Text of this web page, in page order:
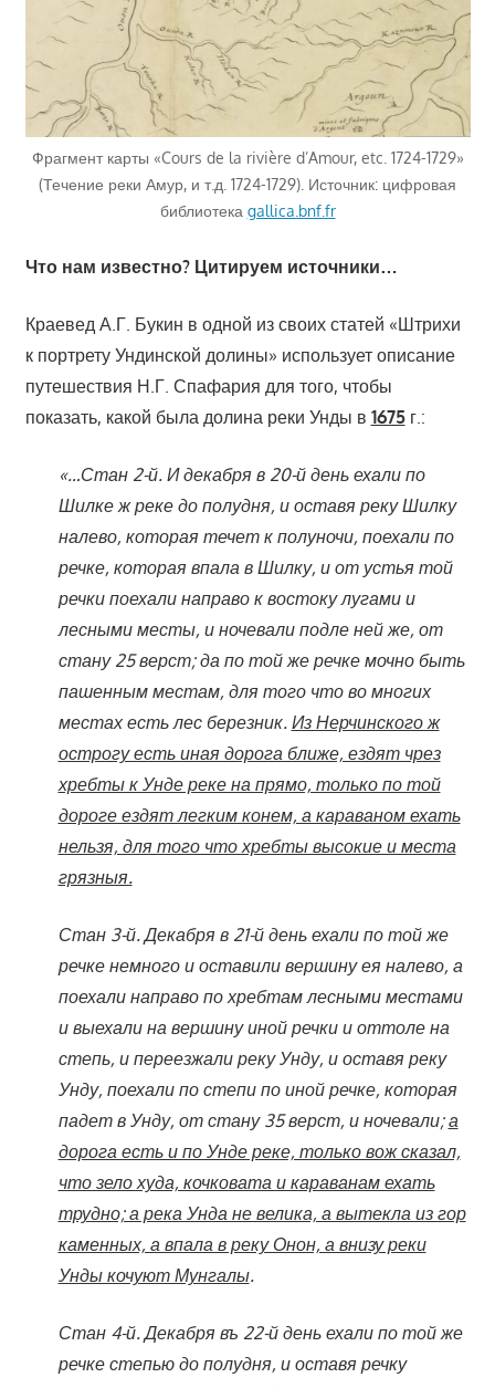
Фрагмент карты «Cours de la rivière d’Amour, etc. 1724-1729»
(Течение реки Амур, и т.д. 1724-1729). Источник: цифровая
библиотека gallica.bnf.fr
Что нам известно? Цитируем источники…
Краевед А.Г. Букин в одной из своих статей «Штрихи
к портрету Ундинской долины» использует описание
путешествия Н.Г. Спафария для того, чтобы
показать, какой была долина реки Унды в 1675г.:
«…Стан 2-й. И декабря в 20-й день ехали по
Шилке ж реке до полудня, и оставя реку Шилку
налево, которая течет к полуночи, поехали по
речке, которая впала в Шилку, и от устья той
речки поехали направо к востоку лугами и
лесными месты, и ночевали подле ней же, от
стану 25 верст; да по той же речке мочно быть
пашенным местам, для того что во многих
местах есть лес березник. Из Нерчинского ж
острогу есть иная дорога ближе, ездят чрез
хребты к Унде реке на прямо, только по той
дороге ездят легким конем, а караваном ехать
нельзя, для того что хребты высокие и места
грязныя.
Стан 3-й. Декабря в 21-й день ехали по той же
речке немного и оставили вершину ея налево, а
поехали направо по хребтам лесными местами
и выехали на вершину иной речки и оттоле на
степь, и переезжали реку Унду, и оставя реку
Унду, поехали по степи по иной речке, которая
падет в Унду, от стану 35 верст, и ночевали;а
дорога есть и по Унде реке, только вож сказал,
что зело худа, кочковата и караванам ехать
трудно; а река Унда не велика, а вытекла из гор
каменных, а впала в реку Онон, а внизу реки
Унды кочуют Мунгалы.
Стан 4-й. Декабря въ 22-й день ехали по той же
речке степью до полудня, и оставя речку